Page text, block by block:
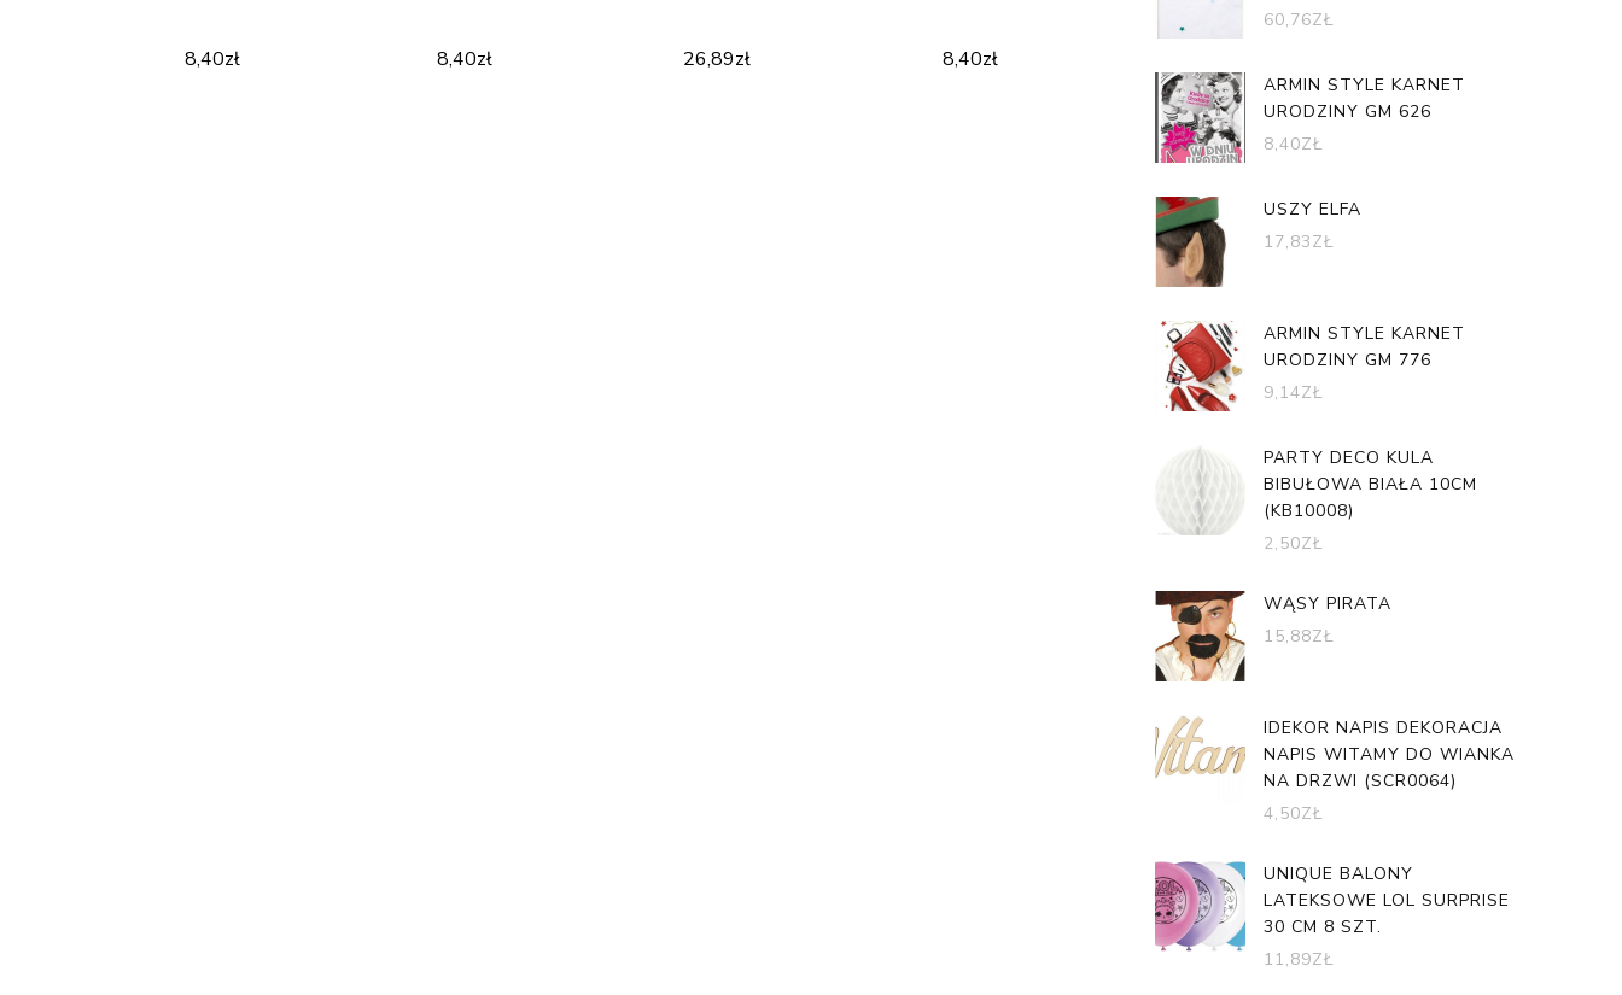
8,40zł 8,40zł 26,89zł 8,40zł
60,76ZŁ
ARMIN STYLE KARNET
URODZINY GM 626
8,40ZŁ
USZY ELFA
17,83ZŁ
ARMIN STYLE KARNET
URODZINY GM 776
9,14ZŁ
PARTY DECO KULA
BIBUŁOWA BIAŁA 10CM
(KB10008)
2,50ZŁ
WĄSY PIRATA
15,88ZŁ
IDEKOR NAPIS DEKORACJA
NAPIS WITAMY DO WIANKA
NA DRZWI (SCR0064)
4,50ZŁ
UNIQUE BALONY
LATEKSOWE LOL SURPRISE
30 CM 8 SZT.
11,89ZŁ